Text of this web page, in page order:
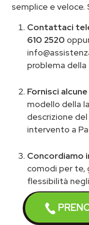
semplice e veloce.
Contattaci
610 2520
problema
Fornisci
modello della
descrizione
intervento a
Concordiamo
comodi per te,
flessibilità
tutta la
mattina.